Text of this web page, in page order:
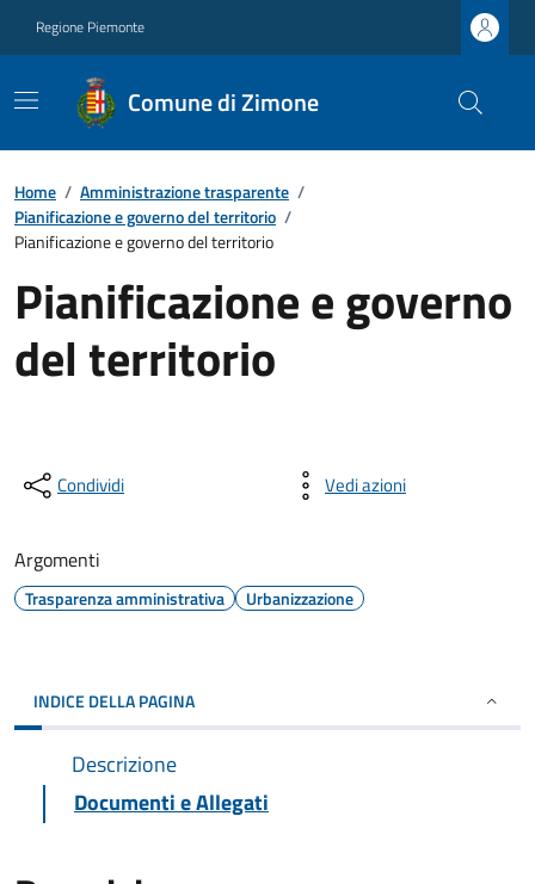
Regione Piemonte
Comune di Zimone
Home / Amministrazione trasparente /
Pianificazione e governo del territorio /
Pianificazione e governo del territorio
Pianificazione e governo
del territorio
Condividi Vedi azioni
Argomenti
Trasparenza amministrativa Urbanizzazione
INDICE DELLA PAGINA
Descrizione
Documenti e Allegati